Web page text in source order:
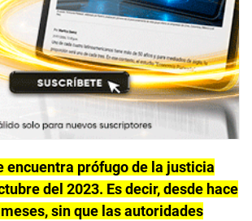
encuentra prófugo de la justicia
del 2023. Es decir, desde hace
sin que las autoridades